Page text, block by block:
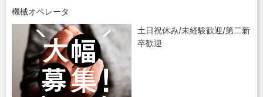
機械オペレータ
土日祝休み/未経験歓迎/第二新
卒歓迎